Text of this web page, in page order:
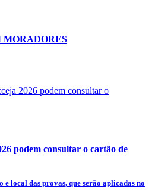
MORADORES
podem consultar o cartão de
local das provas, que serão aplicadas no